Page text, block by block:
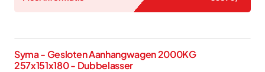
Syma - Gesloten Aanhangwagen 2000KG
257x151x180 - Dubbelasser